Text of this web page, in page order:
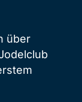
über